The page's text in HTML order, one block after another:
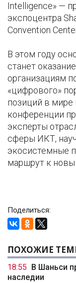
Intelligence» —
экспоцентра
Convention
В этом году
станет
организациям
«цифрового»
позиций в мире
конференции
эксперты
сферы ИКТ,
экосистемные
маршрут к
Поделиться:
ПОХОЖИЕ
18:55
В Шаньси
наследии